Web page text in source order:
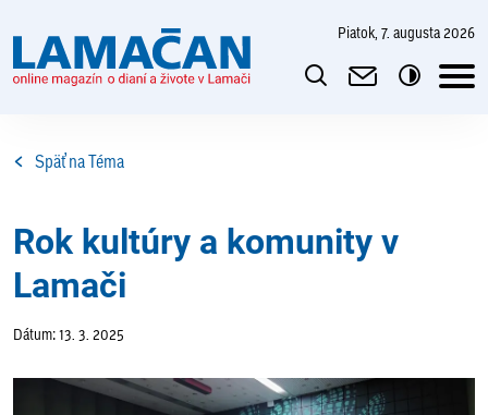
piatok, 7. augusta 2026
Späť na Téma
Rok kultúry a komunity v
Lamači
Dátum: 13. 3. 2025